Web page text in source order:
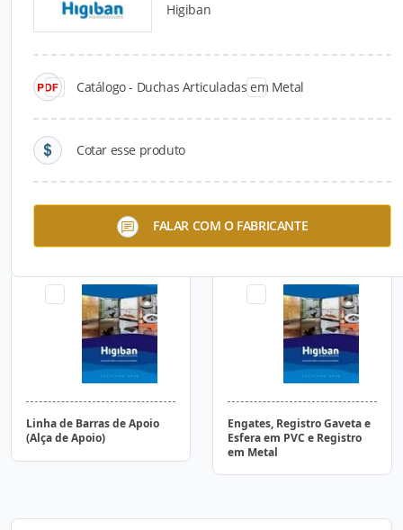
Higiban
Catálogo - Duchas Articuladas em Metal
Cotar esse produto
FALAR COM O FABRICANTE
Catálogos para Download
Duchas Articuladas em
Metal e PVC
Linha de Barras de Apoio
(Alça de Apoio)
Engates, Registro Gaveta e
Esfera em PVC e Registro
em Metal